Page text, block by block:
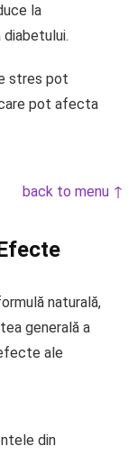
la
stres pot
pot afecta
back to menu ↑
naturală,
generală a
ale
din